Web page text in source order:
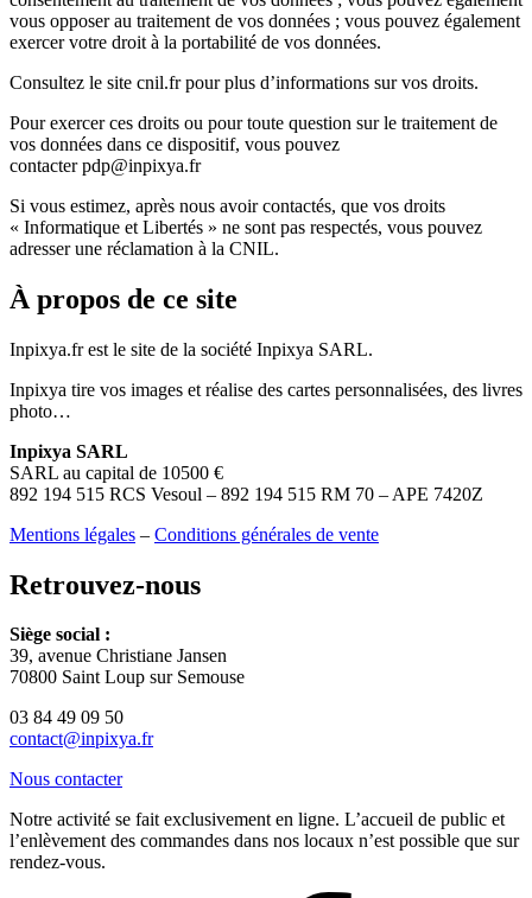
vous opposer au traitement de vos données ; vous pouvez également
exercer votre droit à la portabilité de vos données.
Consultez le site cnil.fr pour plus d’informations sur vos droits.
Pour exercer ces droits ou pour toute question sur le traitement de
vos données dans ce dispositif, vous pouvez
contacter pdp@inpixya.fr
Si vous estimez, après nous avoir contactés, que vos droits
« Informatique et Libertés » ne sont pas respectés, vous pouvez
adresser une réclamation à la CNIL.
À propos de ce site
Inpixya.fr est le site de la société Inpixya SARL.
Inpixya tire vos images et réalise des cartes personnalisées, des livres
photo…
Inpixya SARL
SARL au capital de 10500 €
892 194 515 RCS Vesoul – 892 194 515 RM 70 – APE 7420Z
Mentions légales – Conditions générales de vente
Retrouvez-nous
Siège social :
39, avenue Christiane Jansen
70800 Saint Loup sur Semouse
03 84 49 09 50
contact@inpixya.fr
Nous contacter
Notre activité se fait exclusivement en ligne. L’accueil de public et
l’enlèvement des commandes dans nos locaux n’est possible que sur
rendez-vous.